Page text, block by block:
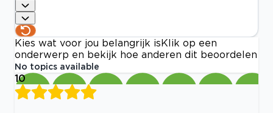
Kies wat voor jou belangrijk is Klik op een
onderwerp en bekijk hoe anderen dit beoordelen
No topics available
10